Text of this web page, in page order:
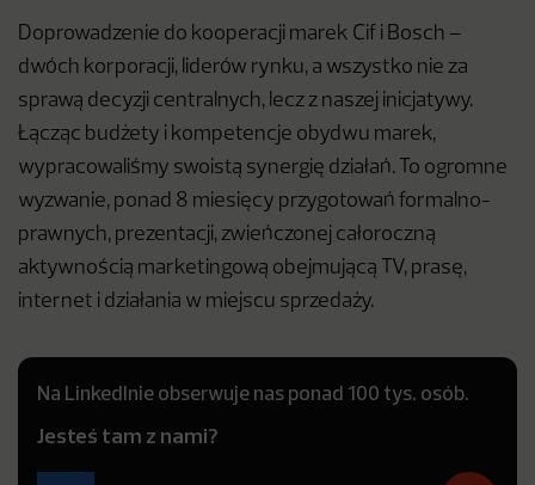
Doprowadzenie do kooperacji marek Cif i Bosch –
dwóch korporacji, liderów rynku, a wszystko nie za
sprawą decyzji centralnych, lecz z naszej inicjatywy.
Łącząc budżety i kompetencje obydwu marek,
wypracowaliśmy swoistą synergię działań. To ogromne
wyzwanie, ponad 8 miesięcy przygotowań formalno-
prawnych, prezentacji, zwieńczonej całoroczną
aktywnością marketingową obejmującą TV, prasę,
internet i działania w miejscu sprzedaży.
Na LinkedInie obserwuje nas ponad 100 tys. osób.
Jesteś tam z nami?